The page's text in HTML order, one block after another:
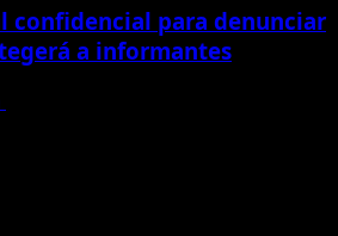
confidencial para denunciar
a informantes